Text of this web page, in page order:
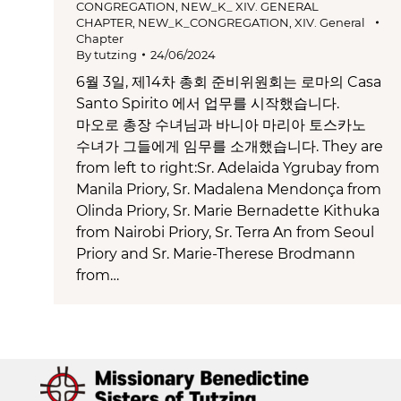
CONGREGATION, NEW_K_ XIV. GENERAL
CHAPTER, NEW_K_CONGREGATION, XIV. General
Chapter
Bytutzing 24/06/2024
6월 3일, 제14차 총회 준비위원회는 로마의 Casa
Santo Spirito 에서 업무를 시작했습니다.
마오로 총장 수녀님과 바니아 마리아 토스카노
수녀가 그들에게 임무를 소개했습니다. They are
from left to right:Sr. Adelaida Ygrubay from
Manila Priory, Sr. Madalena Mendonça from
Olinda Priory, Sr. Marie Bernadette Kithuka
from Nairobi Priory, Sr. Terra An from Seoul
Priory and Sr. Marie-Therese Brodmann
from…